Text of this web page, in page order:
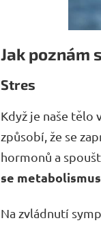
Jak poznám
Stres
Když je naše tělo
způsobí, že se
hormonů a
se
Na zvládnutí